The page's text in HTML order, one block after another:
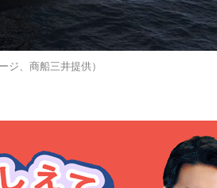
ジ、商船三井提供）